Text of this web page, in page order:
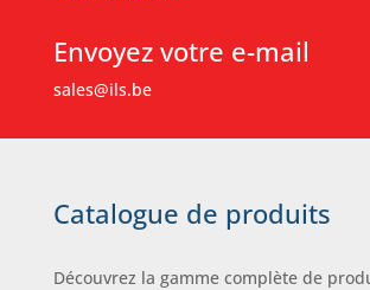
Envoyez votre e-mail
sales@ils.be
Catalogue de produits
Découvrez la gamme complète de